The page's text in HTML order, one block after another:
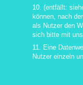
10. (entfällt:
können, nach
als Nutzer den
sich bitte mit uns
1 1. Eine
Nutzer einzeln